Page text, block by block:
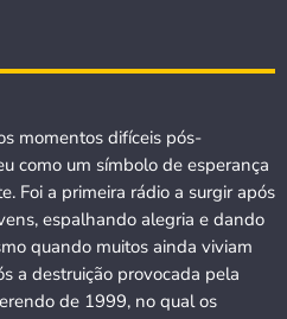
momentos difíceis pós-
como um símbolo de esperança
Foi a primeira rádio a surgir após
espalhando alegria e dando
quando muitos ainda viviam
a destruição provocada pela
de 1999, no qual os